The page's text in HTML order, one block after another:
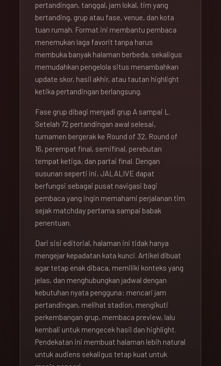
pertandingan, tanggal, jam lokal, tim yang
bertanding, grup atau fase, venue, dan kota
tuan rumah. Format ini membantu pembaca
menemukan laga favorit tanpa harus
membuka banyak halaman berbeda, sekaligus
memudahkan pengelola situs menambahkan
update skor, hasil akhir, atau tautan highlight
ketika pertandingan berlangsung.
Fase grup dibagi menjadi grup A sampai L.
Setelah 72 pertandingan awal selesai,
turnamen bergerak ke Round of 32, Round of
16, perempat final, semifinal, perebutan
tempat ketiga, dan partai final. Dengan
susunan seperti ini, JALALIVE dapat
berfungsi sebagai pusat navigasi bagi
pembaca yang ingin memahami perjalanan tim
sejak matchday pertama sampai babak
penentuan.
Dari sisi editorial, halaman ini tidak hanya
mengejar kepadatan kata kunci. Artikel dibuat
agar tetap enak dibaca, memiliki konteks yang
jelas, dan menghubungkan jadwal dengan
kebutuhan nyata pengguna: mencari jam
pertandingan, melihat stadion, mengikuti
perkembangan grup, membaca preview, lalu
kembali untuk mengecek hasil dan highlight.
Pendekatan ini membuat halaman lebih natural
untuk audiens sekaligus tetap kuat untuk